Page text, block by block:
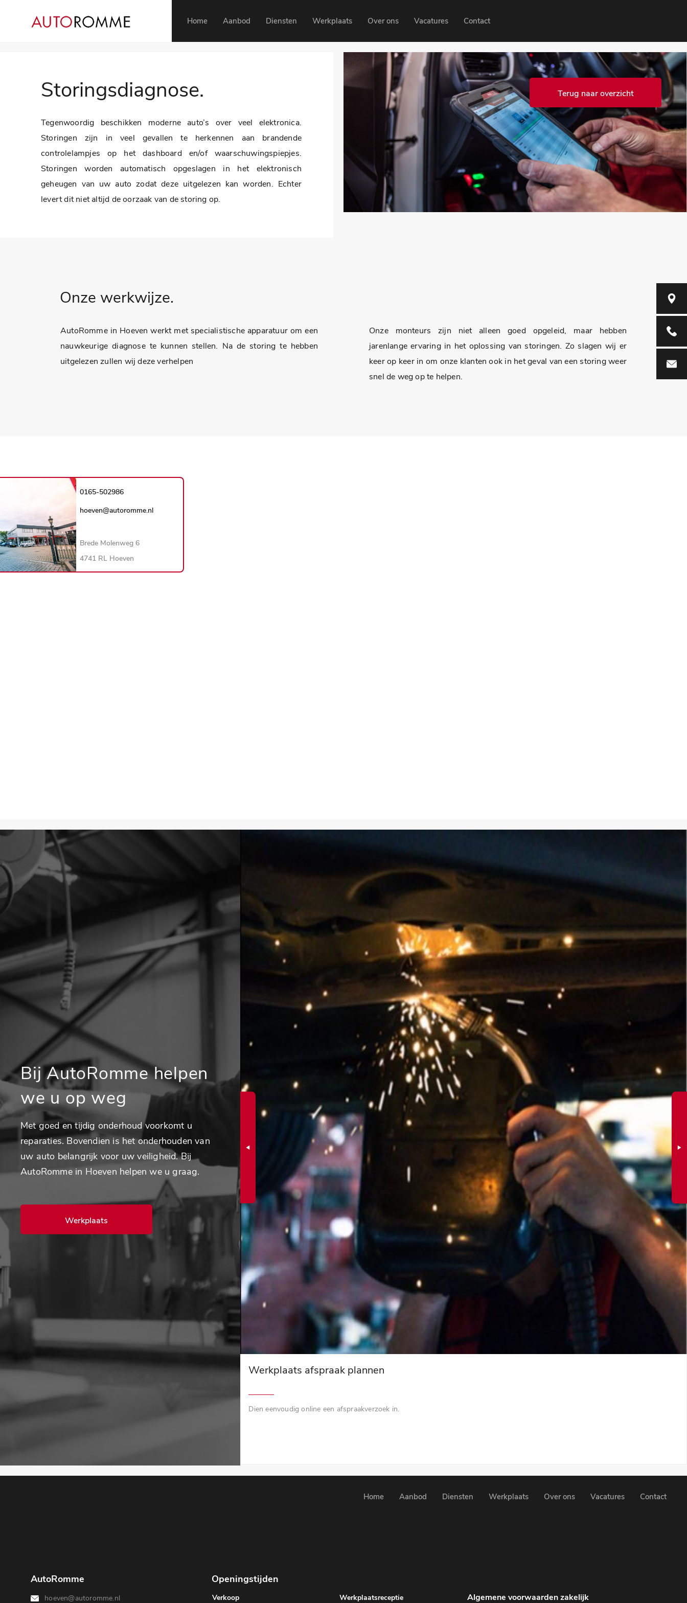
Home Aanbod Diensten Werkplaats Over ons Vacatures Contact
Brede
0165-
Terug naar overzicht
Storingsdiagnose.
Tegenwoordig beschikken moderne auto’s over veel elektronica.
Storingen zijn in veel gevallen te herkennen aan brandende
controlelampjes op het dashboard en/of waarschuwingspiepjes.
Storingen worden automatisch opgeslagen in het elektronisch
geheugen van uw auto zodat deze uitgelezen kan worden. Echter
levert dit niet altijd de oorzaak van de storing op.
Onze werkwijze.
AutoRomme in Hoeven werkt met specialistische apparatuur om een
nauwkeurige diagnose te kunnen stellen. Na de storing te hebben
uitgelezen zullen wij deze verhelpen
Onze monteurs zijn niet alleen goed opgeleid, maar hebben
jarenlange ervaring in het oplossing van storingen. Zo slagen wij er
keer op keer in om onze klanten ook in het geval van een storing weer
snel de weg op te helpen.
0165-502986
hoeven@autoromme.nl
Brede Molenweg 6
4741 RL Hoeven
Bij AutoRomme helpen
we u op weg
Met goed en tijdig onderhoud voorkomt u
reparaties. Bovendien is het onderhouden van
uw auto belangrijk voor uw veiligheid. Bij
AutoRomme in Hoeven helpen we u graag.
Werkplaats
Werkplaats afspraak plannen
Dien eenvoudig online een afspraakverzoek in.
Home Aanbod Diensten Werkplaats Over ons Vacatures Contact
AutoRomme
hoeven@autoromme.nl
Openingstijden
Verkoop Werkplaatsreceptie Algemene voorwaarden zakelijk